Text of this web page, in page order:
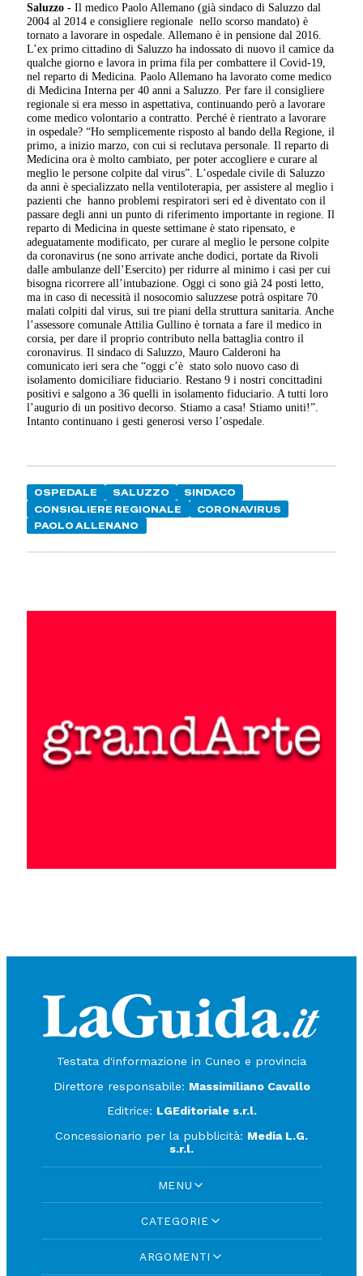
Saluzzo -Il medico Paolo Allemano (già sindaco di Saluzzo dal
2004 al 2014 e consigliere regionale nello scorso mandato) è
tornato a lavorare in ospedale. Allemano è in pensione dal 2016.
L’ex primo cittadino di Saluzzo ha indossato di nuovo il camice da
qualche giorno e lavora in prima fila per combattere il Covid-19,
nel reparto di Medicina. Paolo Allemano ha lavorato come medico
di Medicina Interna per 40 anni a Saluzzo. Per fare il consigliere
regionale si era messo in aspettativa, continuando però a lavorare
come medico volontario a contratto. Perché è rientrato a lavorare
in ospedale? “Ho semplicemente risposto al bando della Regione, il
primo, a inizio marzo, con cui si reclutava personale. Il reparto di
Medicina ora è molto cambiato, per poter accogliere e curare al
meglio le persone colpite dal virus”. L’ospedale civile di Saluzzo
da anni è specializzato nella ventiloterapia, per assistere al meglio i
pazienti che hanno problemi respiratori seri ed è diventato con il
passare degli anni un punto di riferimento importante in regione. Il
reparto di Medicina in queste settimane è stato ripensato, e
adeguatamente modificato, per curare al meglio le persone colpite
da coronavirus (ne sono arrivate anche dodici, portate da Rivoli
dalle ambulanze dell’Esercito) per ridurre al minimo i casi per cui
bisogna ricorrere all’intubazione. Oggi ci sono già 24 posti letto,
ma in caso di necessità il nosocomio saluzzese potrà ospitare 70
malati colpiti dal virus, sui tre piani della struttura sanitaria. Anche
l’assessore comunale Attilia Gullino è tornata a fare il medico in
corsia, per dare il proprio contributo nella battaglia contro il
coronavirus. Il sindaco di Saluzzo, Mauro Calderoni ha
comunicato ieri sera che “oggi c’è stato solo nuovo caso di
isolamento domiciliare fiduciario. Restano 9 i nostri concittadini
positivi e salgono a 36 quelli in isolamento fiduciario. A tutti loro
l’augurio di un positivo decorso. Stiamo a casa! Stiamo uniti!”.
Intanto continuano i gesti generosi verso l’ospedale.
OSPEDALE SALUZZO
SINDACO
CONSIGLIERE REGIONALE
CORONAVIRUS
PAOLO ALLENANO
Testata d'informazione in Cuneo e provincia
Direttore responsabile: Massimiliano Cavallo
Editrice: LGEditoriale s.r.l.
Concessionario per la pubblicità: Media L.G.
s.r.l.
MENU
CATEGORIE
ARGOMENTI